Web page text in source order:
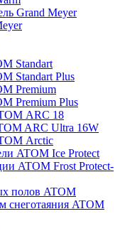
Grand Meyer
Standart
Standart Plus
Premium
Premium Plus
ARC 18
ARC Ultra 16W
Arctic
ATOM Ice Protect
ATOM Frost Protect-
полов ATOM
снеготаяния ATOM